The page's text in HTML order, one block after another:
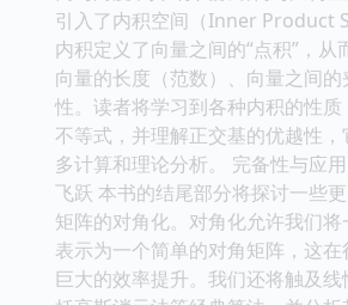
引入了内积空间（Inner Product
内积定义了向量之间的“点积”，从
向量的长度（范数）、向量之间
性。读者将学习到各种内积的性
不等式，并理解正交基的优越性
多计算和理论分析。 完备性与应
飞跃 本书的结尾部分将探讨一些
矩阵的对角化。对角化允许我们
表示为一个简单的对角矩阵，这
巨大的效率提升。我们还将触及